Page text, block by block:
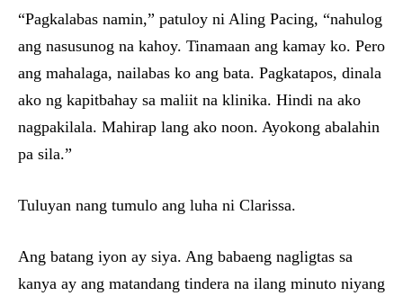
“Pagkalabas namin,” patuloy ni Aling Pacing, “nahulog
ang nasusunog na kahoy. Tinamaan ang kamay ko. Pero
ang mahalaga, nailabas ko ang bata. Pagkatapos, dinala
ako ng kapitbahay sa maliit na klinika. Hindi na ako
nagpakilala. Mahirap lang ako noon. Ayokong abalahin
pa sila.”
Tuluyan nang tumulo ang luha ni Clarissa.
Ang batang iyon ay siya. Ang babaeng nagligtas sa
kanya ay ang matandang tindera na ilang minuto niyang